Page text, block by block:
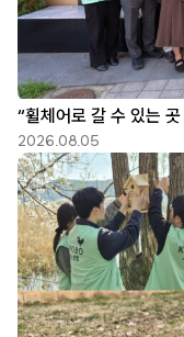
“휠체어로 갈 수 있는
2026.08.05